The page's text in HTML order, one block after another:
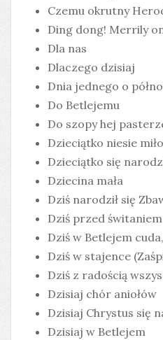
Czemu okrutny
Ding dong! Merrily
Dla nas
Dlaczego dzisiaj
Dnia jednego o
Do Betlejemu
Do szopy hej
Dzieciątko niesie
Dzieciątko się
Dziecina mała
Dziś narodził się
Dziś przed świtaniem
Dziś w Betlejem
Dziś w stajence
Dziś z radością
Dzisiaj chór aniołów
Dzisiaj Chrystus się
Dzisiaj w Betlejem